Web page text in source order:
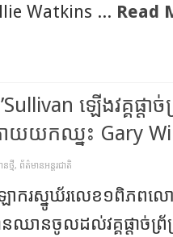
Watkins ... Read
ឡើងវគ្គផ្តាច់
យយកឈ្នះ Gary
ថ្មី, ព័ត៌មានអន្តរជាតិ
ាករស្នូឃ័រលេខ១ពិភពល
នឈានចូលដល់វគ្គផ្តាច់ព្រ័